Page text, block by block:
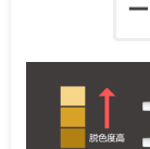
ー